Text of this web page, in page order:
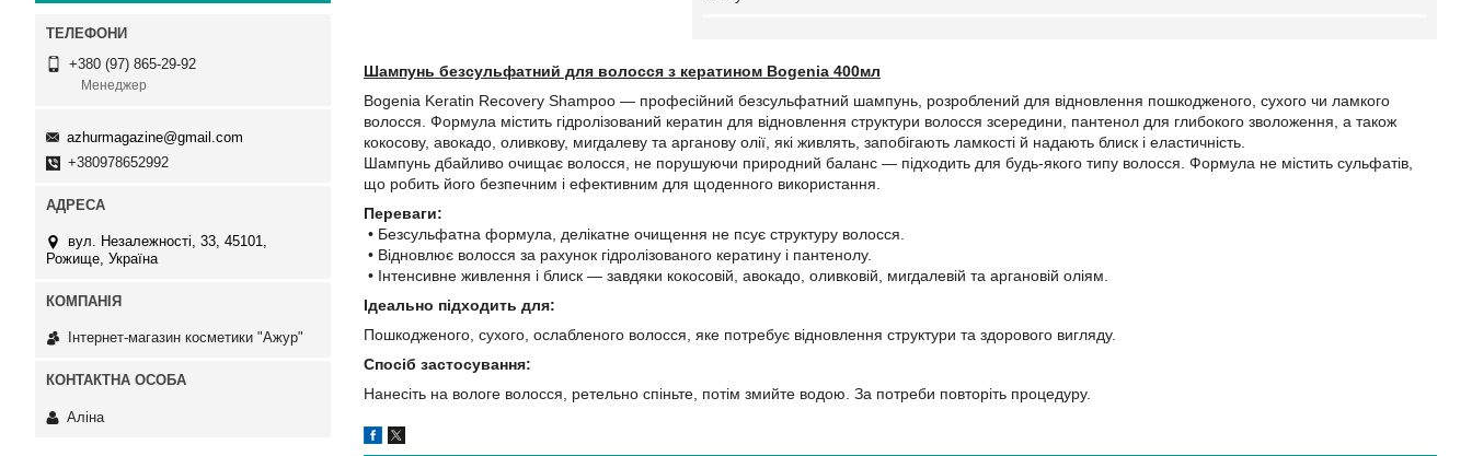
Шампунь безсульфатний для волосся з кератином Bogenia 400мл
Bogenia Keratin Recovery Shampoo — професійний безсульфатний шампунь, розроблений для відновлення пошкодженого, сухого чи ламкого
волосся. Формула містить гідролізований кератин для відновлення структури волосся зсередини, пантенол для глибокого зволоження, а також
кокосову, авокадо, оливкову, мигдалеву та арганову олії, які живлять, запобігають ламкості й надають блиск і еластичність.
Шампунь дбайливо очищає волосся, не порушуючи природний баланс — підходить для будь-якого типу волосся. Формула не містить сульфатів,
що робить його безпечним і ефективним для щоденного використання.
Переваги:
• Безсульфатна формула, делікатне очищення не псує структуру волосся.
• Відновлює волосся за рахунок гідролізованого кератину і пантенолу.
• Інтенсивне живлення і блиск — завдяки кокосовій, авокадо, оливковій, мигдалевій та аргановій оліям.
Ідеально підходить для:
Пошкодженого, сухого, ослабленого волосся, яке потребує відновлення структури та здорового вигляду.
Спосіб застосування:
Нанесіть на вологе волосся, ретельно спіньте, потім змийте водою. За потреби повторіть процедуру.
+380 (97) 865-29-92
Менеджер
azhurmagazine@gmail.com
+380978652992
вул. Незалежності, 33, 45101,
Рожище, Україна
Інтернет-магазин косметики "Ажур"
Аліна